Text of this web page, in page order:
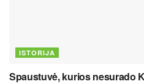
ISTORIJA
Spaustuvė, kurios nesurado